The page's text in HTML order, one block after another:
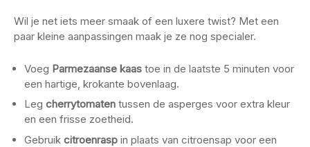
Wil je net iets meer smaak of een luxere twist? Met een
paar kleine aanpassingen maak je ze nog specialer.
Voeg Parmezaanse kaas toe in de laatste 5 minuten voor
een hartige, krokante bovenlaag.
Leg cherrytomaten tussen de asperges voor extra kleur
en een frisse zoetheid.
Gebruik citroenrasp in plaats van citroensap voor een